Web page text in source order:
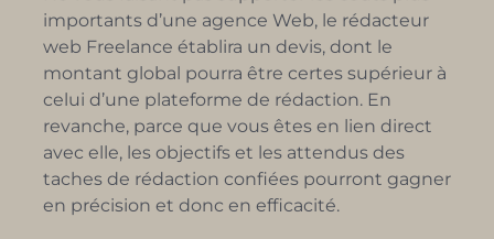
importants d’une agence Web, le rédacteur
web Freelance établira un devis, dont le
montant global pourra être certes supérieur à
celui d’une plateforme de rédaction. En
revanche, parce que vous êtes en lien direct
avec elle, les objectifs et les attendus des
taches de rédaction confiées pourront gagner
en précision et donc en efficacité.